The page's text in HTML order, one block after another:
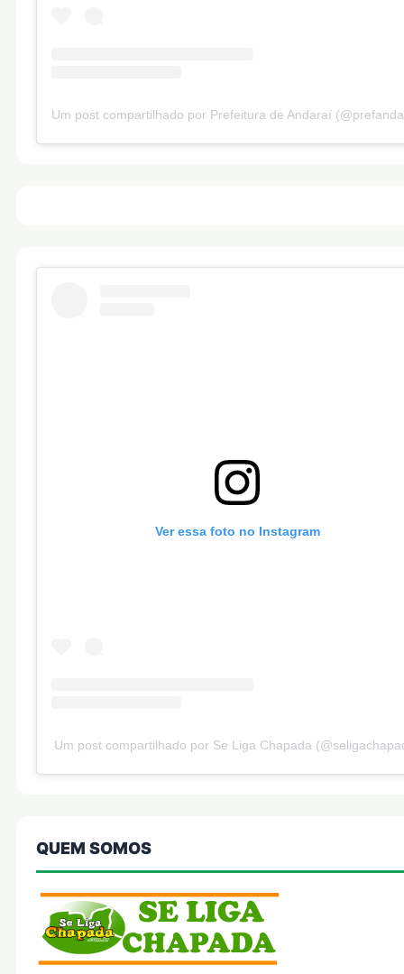
Um post compartilhado por Prefeitura de Andaraí
Ver essa foto no Instagram
Um post compartilhado por Se Liga Chapada
QUEM SOMOS